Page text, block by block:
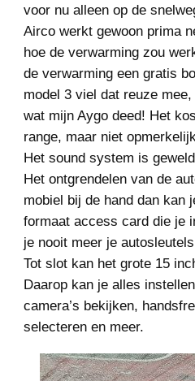
voor nu alleen op de
Airco werkt gewoon prima
hoe de verwarming zou
de verwarming een gratis
model 3 viel dat reuze
wat mijn Aygo deed! Het
range, maar niet
Het sound system is
Het ontgrendelen van de
mobiel bij de hand dan kan
formaat access card die je
je nooit meer je
Tot slot kan het grote 15
Daarop kan je alles
camera’s bekijken,
selecteren en meer.